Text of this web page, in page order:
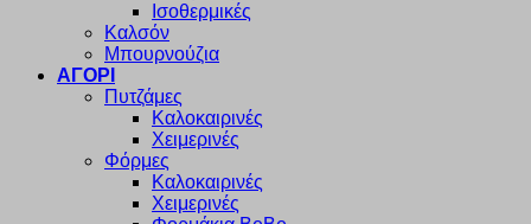
Ισοθερμικές
Καλσόν
Μπουρνούζια
ΑΓΟΡΙ
Πυτζάμες
Καλοκαιρινές
Χειμερινές
Φόρμες
Καλοκαιρινές
Χειμερινές